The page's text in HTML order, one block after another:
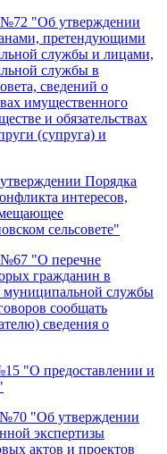
"Об утверждении
претендующими
службы и лицами,
службы в
сведений о
имущественного
и обязательствах
(супруга) и
Порядка
интересов,
сельсовете"
"О перечне
гражданин в
муниципальной службы
сообщать
сведения о
"О предоставлении и
"Об утверждении
экспертизы
актов и проектов